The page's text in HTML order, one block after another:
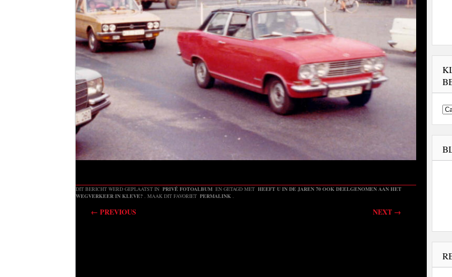
DIT BERICHT WERD GEPLAATST IN PRIVÉ FOTOALBUM EN GETAGD MET HEEFT U IN DE JAREN 70 OOK DEELGENOMEN AAN HET
WEGVERKEER IN KLEVE? . MAAK DIT FAVORIET PERMALINK .
Berichtnavigatie
← PREVIOUS NEXT →